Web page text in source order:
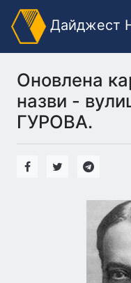
Дайджест
Оновлена
назви -
ГУРОВА.